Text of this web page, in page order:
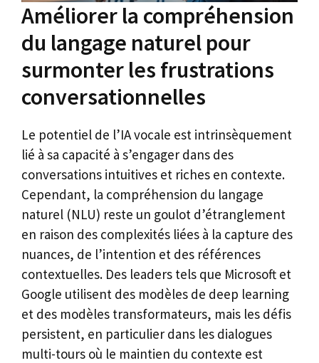
Améliorer la compréhension
du langage naturel pour
surmonter les frustrations
conversationnelles
Le potentiel de l’IA vocale est intrinsèquement
lié à sa capacité à s’engager dans des
conversations intuitives et riches en contexte.
Cependant, la compréhension du langage
naturel (NLU) reste un goulot d’étranglement
en raison des complexités liées à la capture des
nuances, de l’intention et des références
contextuelles. Des leaders tels que Microsoft et
Google utilisent des modèles de deep learning
et des modèles transformateurs, mais les défis
persistent, en particulier dans les dialogues
multi-tours où le maintien du contexte est